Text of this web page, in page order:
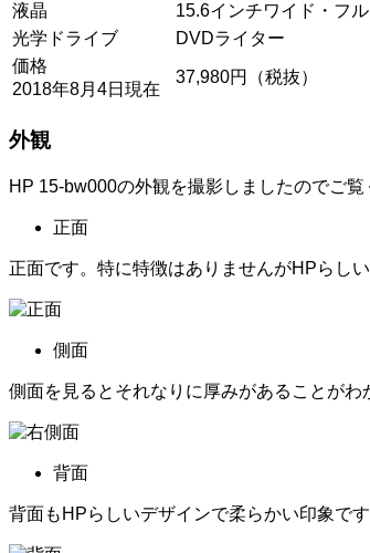
液晶
15.6インチワイド・フ
光学ドライブ
DVDライター
価格
2018年8月4日現在
37,980円（税抜）
外観
HP 15-bw000の外観を撮影しましたのでご覧
正面
正面です。特に特徴はありませんがHPらし
側面
側面を見るとそれなりに厚みがあることが
背面
背面もHPらしいデザインで柔らかい印象です